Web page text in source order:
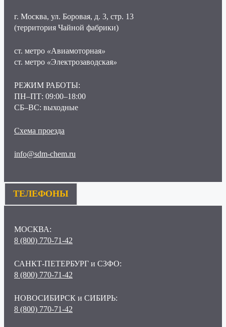
г. Москва, ул. Боровая, д. 3, стр. 13
(территория Чайной фабрики)
ст. метро «Авиамоторная»
ст. метро «Электрозаводская»
РЕЖИМ РАБОТЫ:
ПН–ПТ: 09:00–18:00
СБ–ВС: выходные
Схема проезда
info@sdm-chem.ru
ТЕЛЕФОНЫ
МОСКВА:
8 (800) 770-71-42
САНКТ-ПЕТЕРБУРГ и СЗФО:
8 (800) 770-71-42
НОВОСИБИРСК и СИБИРЬ:
8 (800) 770-71-42